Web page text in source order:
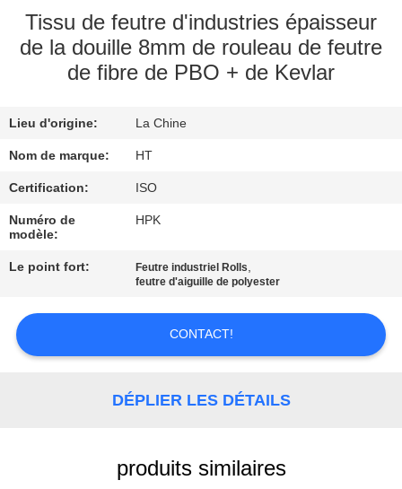
VISITE
D'USINE
DE
QUALITÉ
CONTACTEZ-
NOUS
DEMANDEZ
Tissu de feutre d'industries épaisseur
de la douille 8mm de rouleau de feutre
de fibre de PBO + de Kevlar
Lieu d'origine: La Chine
Nom de marque: HT
Certification: ISO
Numéro de
modèle:
HPK
Le point fort: Feutre industriel Rolls,
feutre d'aiguille de polyester
CONTACT!
DÉPLIER LES DÉTAILS
produits similaires